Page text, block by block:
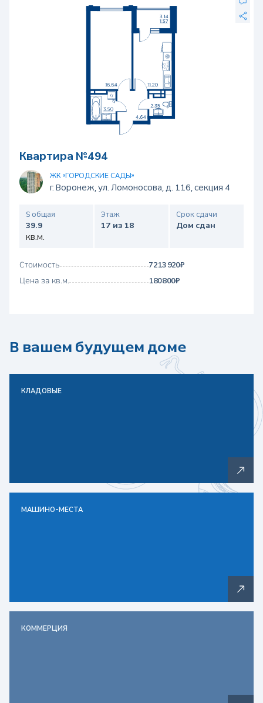
Квартира №494
ЖК «ГОРОДСКИЕ САДЫ»
г. Воронеж, ул. Ломоносова, д. 116, секция 4
S общая
39.9
кв.м.
Этаж
17 из 18
Срок сдачи
Дом сдан
Стоимость
7 213 920 ₽
Цена за кв.м.
180 800 ₽
В вашем будущем доме
КЛАДОВЫЕ
МАШИНО-МЕСТА
КОММЕРЦИЯ